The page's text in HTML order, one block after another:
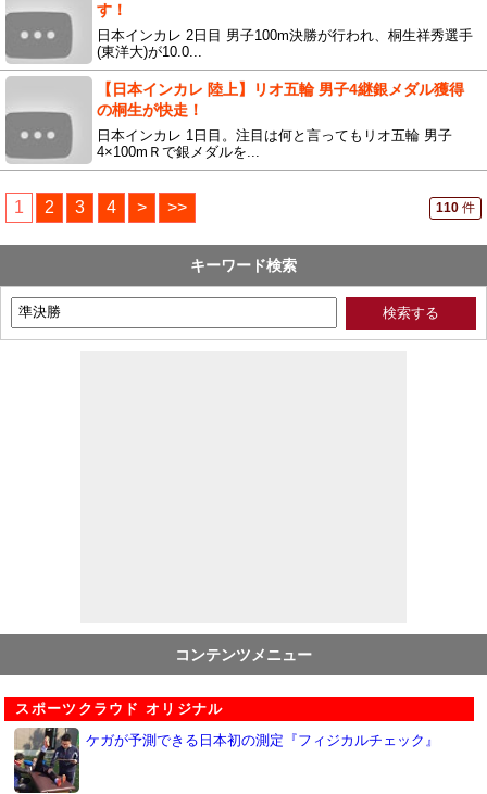
す！
日本インカレ 2日目 男子100m決勝が行われ、桐生祥秀選手
(東洋大)が10.0...
【日本インカレ 陸上】リオ五輪 男子4継銀メダル獲得
の桐生が快走！
日本インカレ 1日目。注目は何と言ってもリオ五輪 男子
4×100mＲで銀メダルを...
1 2 3 4 > >> 110 件
キーワード検索
コンテンツメニュー
スポーツクラウド オリジナル
ケガが予測できる日本初の測定『フィジカルチェック』